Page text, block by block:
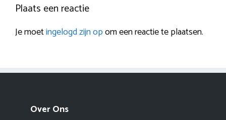
Plaats een reactie
Je moetingelogd zijn opom een reactie te plaatsen.
Over Ons